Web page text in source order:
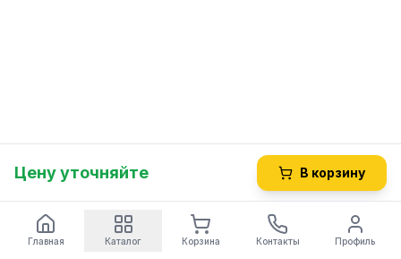
Цену уточняйте В корзину
Главная Каталог Корзина Контакты Профиль